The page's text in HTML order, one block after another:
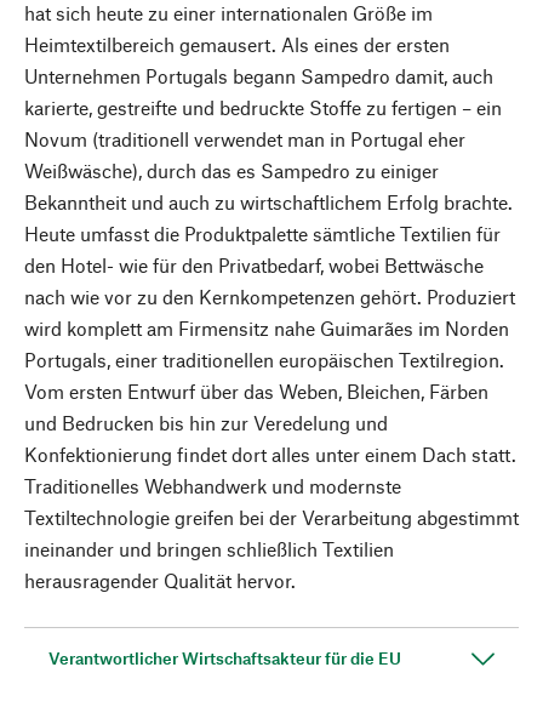
hat sich heute zu einer internationalen Größe im
Heimtextilbereich gemausert. Als eines der ersten
Unternehmen Portugals begann Sampedro damit, auch
karierte, gestreifte und bedruckte Stoffe zu fertigen – ein
Novum (traditionell verwendet man in Portugal eher
Weißwäsche), durch das es Sampedro zu einiger
Bekanntheit und auch zu wirtschaftlichem Erfolg brachte.
Heute umfasst die Produktpalette sämtliche Textilien für
den Hotel- wie für den Privatbedarf, wobei Bettwäsche
nach wie vor zu den Kernkompetenzen gehört. Produziert
wird komplett am Firmensitz nahe Guimarães im Norden
Portugals, einer traditionellen europäischen Textilregion.
Vom ersten Entwurf über das Weben, Bleichen, Färben
und Bedrucken bis hin zur Veredelung und
Konfektionierung findet dort alles unter einem Dach statt.
Traditionelles Webhandwerk und modernste
Textiltechnologie greifen bei der Verarbeitung abgestimmt
ineinander und bringen schließlich Textilien
herausragender Qualität hervor.
Verantwortlicher Wirtschaftsakteur für die EU